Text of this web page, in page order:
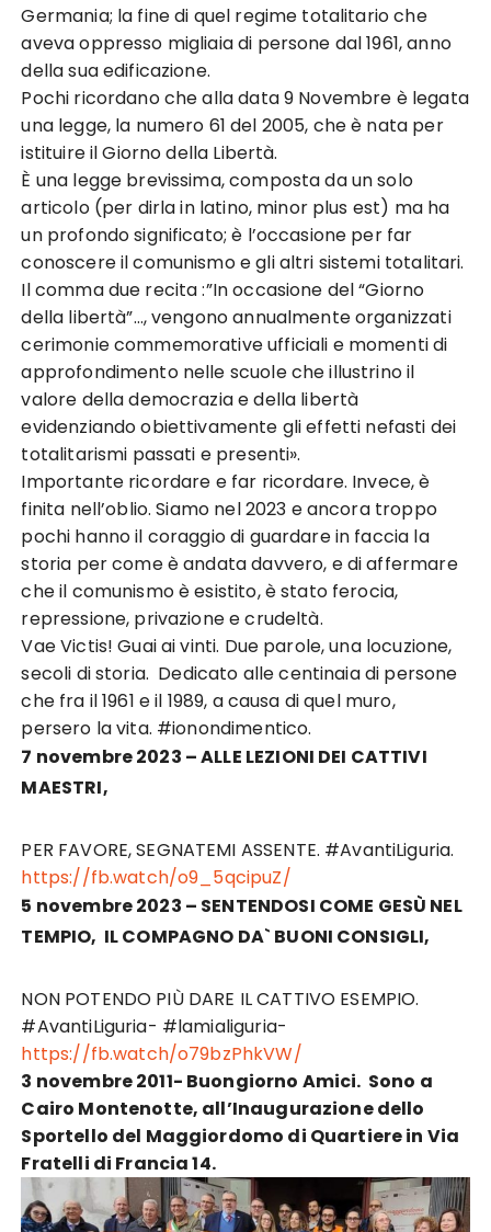
Germania; la fine di quel regime totalitario che
aveva oppresso migliaia di persone dal 1961, anno
della sua edificazione.
Pochi ricordano che alla data 9 Novembre è legata
una legge, la numero 61 del 2005, che è nata per
istituire il Giorno della Libertà.
È una legge brevissima, composta da un solo
articolo (per dirla in latino, minor plus est) ma ha
un profondo significato; è l’occasione per far
conoscere il comunismo e gli altri sistemi totalitari.
Il comma due recita :”In occasione del “Giorno
della libertà”…, vengono annualmente organizzati
cerimonie commemorative ufficiali e momenti di
approfondimento nelle scuole che illustrino il
valore della democrazia e della libertà
evidenziando obiettivamente gli effetti nefasti dei
totalitarismi passati e presenti».
Importante ricordare e far ricordare. Invece, è
finita nell’oblio. Siamo nel 2023 e ancora troppo
pochi hanno il coraggio di guardare in faccia la
storia per come è andata davvero, e di affermare
che il comunismo è esistito, è stato ferocia,
repressione, privazione e crudeltà.
Vae Victis! Guai ai vinti. Due parole, una locuzione,
secoli di storia. Dedicato alle centinaia di persone
che fra il 1961 e il 1989, a causa di quel muro,
persero la vita. #ionondimentico.
7 novembre 2023 – ALLE LEZIONI DEI CATTIVI
MAESTRI,
PER FAVORE, SEGNATEMI ASSENTE. #AvantiLiguria.
https://fb.watch/o9_5qcipuZ/
5 novembre 2023 – SENTENDOSI COME GESÙ NEL
TEMPIO, IL COMPAGNO DA` BUONI CONSIGLI,
NON POTENDO PIÙ DARE IL CATTIVO ESEMPIO.
#AvantiLiguria- #lamialiguria-
https://fb.watch/o79bzPhkVW/
3 novembre 2011- Buongiorno Amici. Sono a
Cairo Montenotte, all’Inaugurazione dello
Sportello del Maggiordomo di Quartiere in Via
Fratelli di Francia 14.